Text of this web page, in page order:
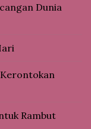
Dunia
Rambut